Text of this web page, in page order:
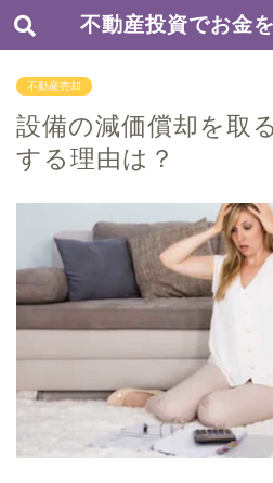
不動産投資でお金
不動産売却
設備の減価償却を取
する理由は？